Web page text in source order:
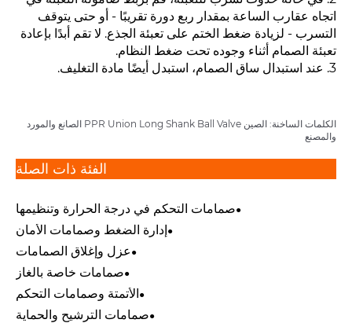
اتجاه عقارب الساعة بمقدار ربع دورة تقريبًا - أو حتى يتوقف
التسرب - لزيادة ضغط الختم على تعبئة الجذع. لا تقم أبدًا بإعادة
تعبئة الصمام أثناء وجوده تحت ضغط النظام.
3. عند استبدال ساق الصمام، استبدل أيضًا مادة التغليف.
الكلمات الساخنة: الصين PPR Union Long Shank Ball Valve الصانع والمورد
والمصنع
الفئة ذات الصلة
صمامات التحكم في درجة الحرارة وتنظيمها
إدارة الضغط وصمامات الأمان
عزل وإغلاق الصمامات
صمامات خاصة بالغاز
الأتمتة وصمامات التحكم
صمامات الترشيح والحماية